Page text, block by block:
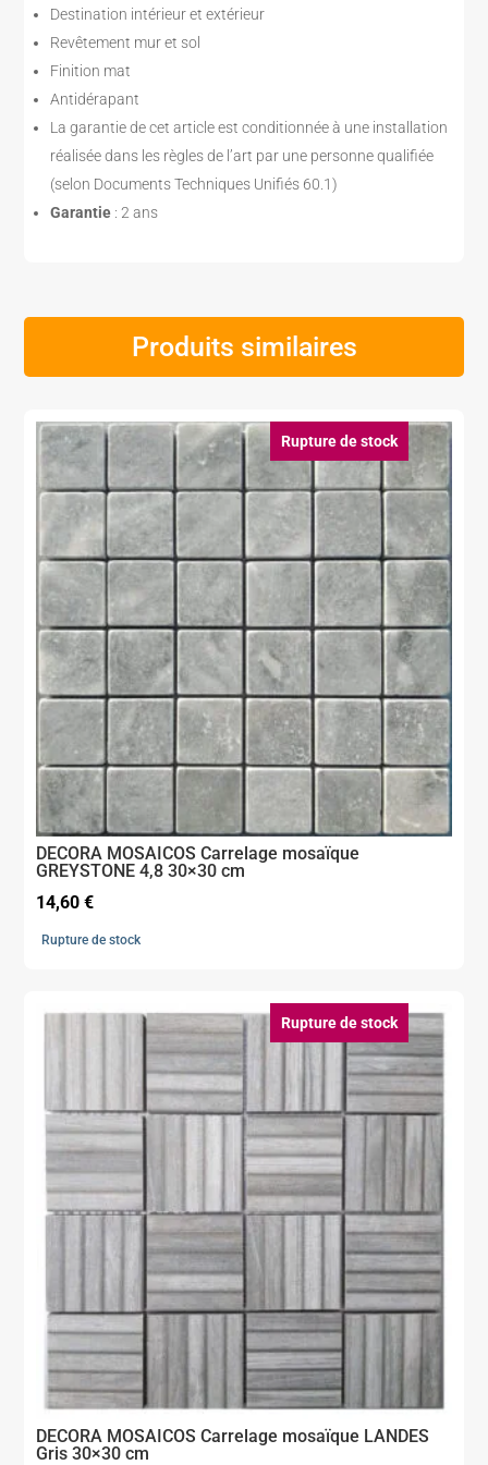
Destination intérieur et extérieur
Revêtement mur et sol
Finition mat
Antidérapant
La garantie de cet article est conditionnée à une installation
réalisée dans les règles de l’art par une personne qualifiée
(selon Documents Techniques Unifiés 60.1)
Garantie : 2 ans
Produits similaires
Rupture de stock
DECORA MOSAICOS Carrelage mosaïque
GREYSTONE 4,8 30×30 cm
14,60€
Rupture de stock
Rupture de stock
DECORA MOSAICOS Carrelage mosaïque LANDES
Gris 30×30 cm